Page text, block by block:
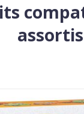
assortis